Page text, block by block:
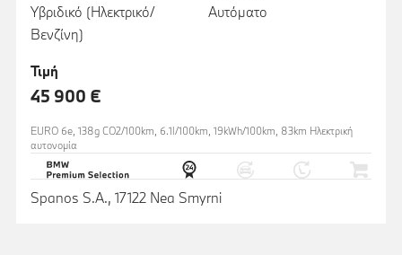
Υβριδικό (Ηλεκτρικό/
Βενζίνη)
Αυτόματο
Τιμή
45 900 €
EURO 6e, 138g CO2/100km, 6.1l/100km, 19kWh/100km, 83km Ηλεκτρική
αυτονομία
Spanos S.A., 17122 Nea Smyrni